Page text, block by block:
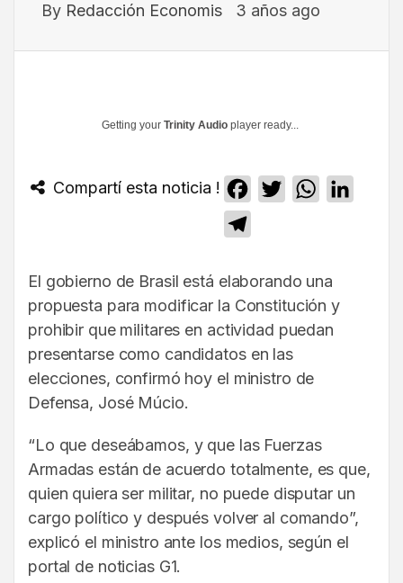
By Redacción Economis 3 años ago
Getting your Trinity Audio player ready...
Compartí esta noticia ! Facebook
TwitterWhatsApp
El gobierno de Brasil está elaborando una
propuesta para modificar la Constitución y
prohibir que militares en actividad puedan
presentarse como candidatos en las
elecciones, confirmó hoy el ministro de
Defensa, José Múcio.
“Lo que deseábamos, y que las Fuerzas
Armadas están de acuerdo totalmente, es que,
quien quiera ser militar, no puede disputar un
cargo político y después volver al comando”,
explicó el ministro ante los medios, según el
portal de noticias G1.